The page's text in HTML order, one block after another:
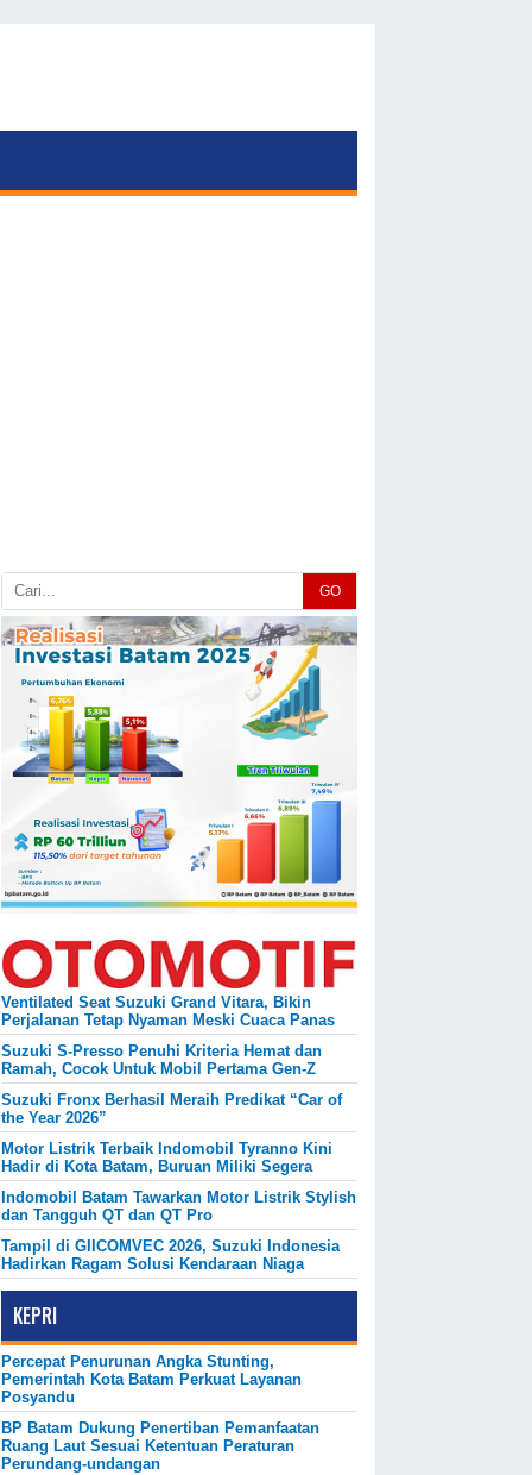
GO
Ventilated Seat Suzuki Grand Vitara, Bikin
Perjalanan Tetap Nyaman Meski Cuaca Panas
Suzuki S-Presso Penuhi Kriteria Hemat dan
Ramah, Cocok Untuk Mobil Pertama Gen-Z
Suzuki Fronx Berhasil Meraih Predikat “Car of
the Year 2026”
Motor Listrik Terbaik Indomobil Tyranno Kini
Hadir di Kota Batam, Buruan Miliki Segera
Indomobil Batam Tawarkan Motor Listrik Stylish
dan Tangguh QT dan QT Pro
Tampil di GIICOMVEC 2026, Suzuki Indonesia
Hadirkan Ragam Solusi Kendaraan Niaga
KEPRI
Percepat Penurunan Angka Stunting,
Pemerintah Kota Batam Perkuat Layanan
Posyandu
BP Batam Dukung Penertiban Pemanfaatan
Ruang Laut Sesuai Ketentuan Peraturan
Perundang-undangan